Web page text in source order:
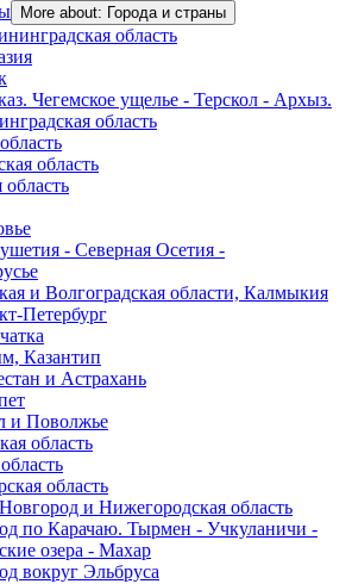
More about: Города и страны
область
Чегемское ущелье - Терскол - Архыз.
область
область
область
- Северная Осетия -
и Волгоградская области, Калмыкия
Петербург
Казантип
и Астрахань
и Поволжье
область
область
и Нижегородская область
по Карачаю. Тырмен - Учкуланичи -
озера - Махар
вокруг Эльбруса